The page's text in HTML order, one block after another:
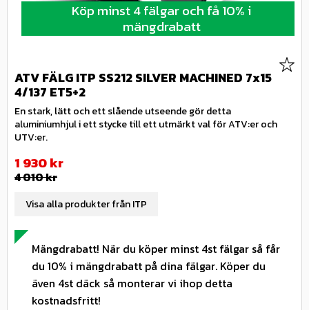
Köp minst 4 fälgar och få 10% i
mängdrabatt
ATV FÄLG ITP SS212 SILVER MACHINED 7x15
4/137 ET5+2
En stark, lätt och ett slående utseende gör detta
aluminiumhjul i ett stycke till ett utmärkt val för ATV:er och
UTV:er.
Mängdrabatt! När du köper minst 4st fälgar så får
du 10% i mängdrabatt på dina fälgar. Köper du
även 4st däck så monterar vi ihop detta
kostnadsfritt!
Nedsatt pris:
1 930kr
Ordinarie pris:
4 010kr
Visa alla produkter från ITP